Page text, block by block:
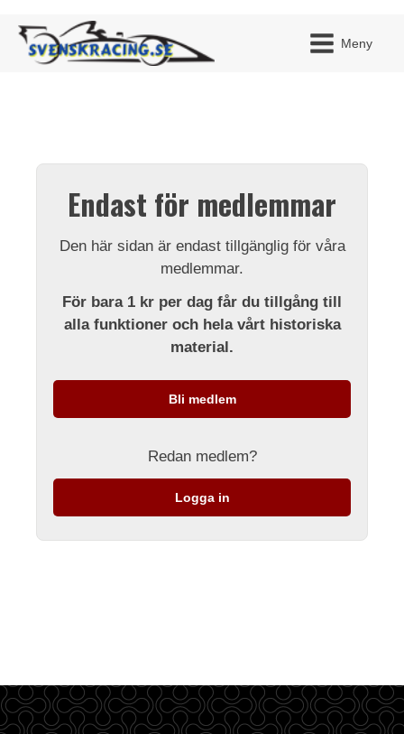
Meny
Endast för medlemmar
Den här sidan är endast tillgänglig för våra
medlemmar.
För bara 1 kr per dag får du tillgång till
alla funktioner och hela vårt historiska
material.
Bli medlem
Redan medlem?
Logga in